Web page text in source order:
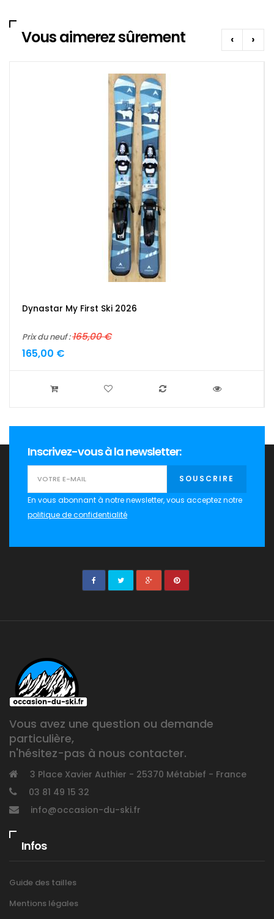
Vous aimerez sûrement ‹ ›
Dynastar My First Ski 2026
Prix du neuf :165,00 €
165,00 €
Inscrivez-vous à la newsletter:
SOUSCRIRE
En vous abonnant à notre newsletter, vous acceptez notre
politique de confidentialité
Vous avez une question ou demande
particulière,
n'hésitez-pas à nous contacter.
3 Place Xavier Authier - 25370 Métabief - France
03 81 49 15 32
info@occasion-du-ski.fr
Infos
Guide des tailles
Mentions légales